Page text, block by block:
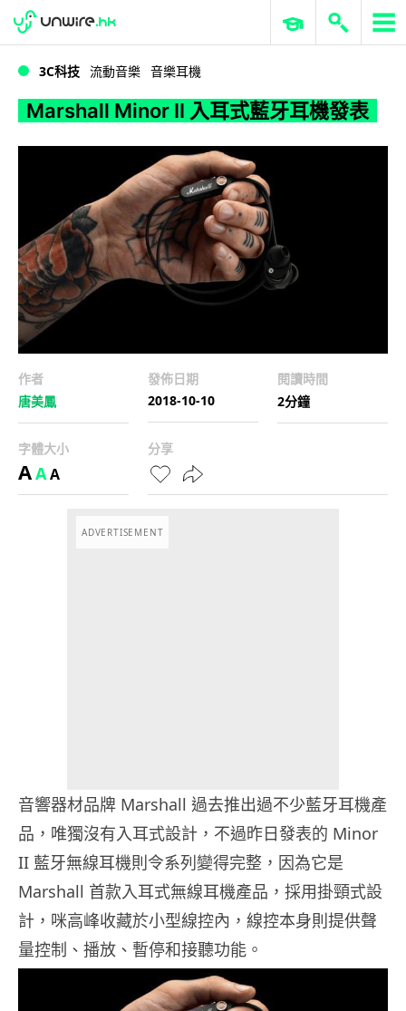
Marshall Minor II 入耳式藍牙耳機發表
WWDC 2026 ERP 與商業 AI
3C科技 流動音樂 音樂耳機
Marshall Minor II 入耳式藍牙耳機發表
作者
唐美鳳
發佈日期
2018-10-10
閱讀時間
2分鐘
字體大小
AAA
分享
ADVERTISEMENT
音響器材品牌 Marshall 過去推出過不少藍牙耳機產
品，唯獨沒有入耳式設計，不過昨日發表的 Minor
II 藍牙無線耳機則令系列變得完整，因為它是
Marshall 首款入耳式無線耳機產品，採用掛頸式設
計，咪高峰收藏於小型線控內，線控本身則提供聲
量控制、播放、暫停和接聽功能。